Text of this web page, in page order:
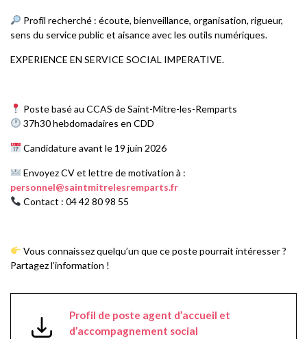
Profil recherché : écoute, bienveillance, organisation, rigueur,
sens du service public et aisance avec les outils numériques.
EXPERIENCE EN SERVICE SOCIAL IMPERATIVE.
Poste basé au CCAS de Saint-Mitre-les-Remparts
37h30 hebdomadaires en CDD
Candidature avant le 19 juin 2026
Envoyez CV et lettre de motivation à :
personnel@saintmitrelesremparts.fr
Contact : 04 42 80 98 55
Vous connaissez quelqu’un que ce poste pourrait intéresser ?
Partagez l’information !
Profil de poste agent d’accueil et
d’accompagnement social